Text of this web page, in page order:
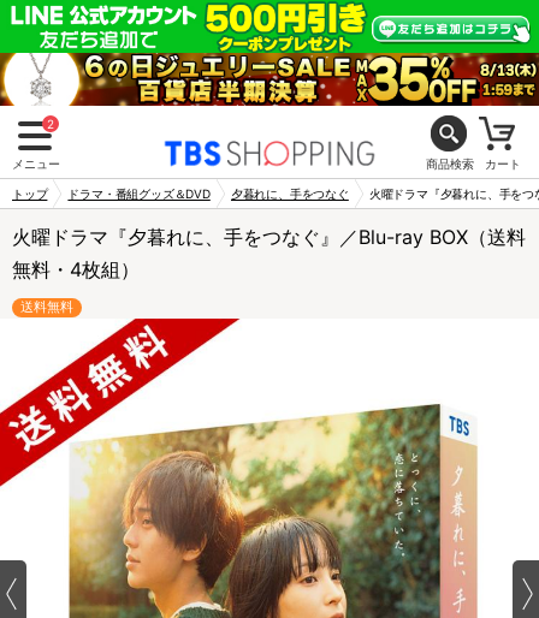
2
メニュー 商品検索 カート
トップ ドラマ・番組グッズ＆DVD 夕暮れに、手をつなぐ 火曜ドラマ『夕暮れに、手を
火曜ドラマ『夕暮れに、手をつなぐ』／Blu-ray BOX（送料
無料・4枚組）
送料無料